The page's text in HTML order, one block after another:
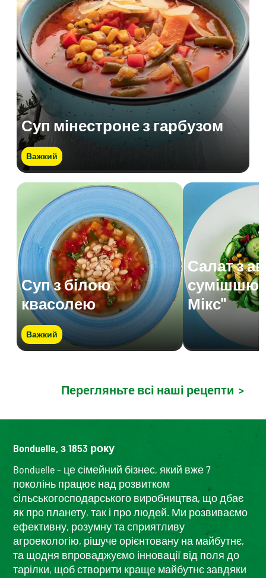
Суп мінестроне з гарбузом
Важкий
Суп з білою
квасолею
Важкий
Салат з
сумішшю
Мікс"
Перегляньте всі наші рецепти >
Bonduelle, з 1853 року
Bonduelle – це сімейний бізнес, який вже 7
поколінь працює над розвитком
сільськогосподарського виробництва, що дбає
як про планету, так і про людей. Ми розвиваємо
ефективну, розумну та сприятливу
агроекологію, рішуче орієнтовану на майбутнє,
та щодня впроваджуємо інновації від поля до
тарілки, щоб створити краще майбутнє завдяки